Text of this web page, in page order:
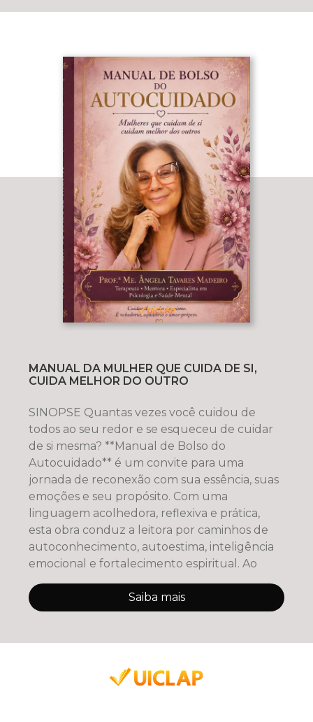
MANUAL DA MULHER QUE CUIDA DE SI,
CUIDA MELHOR DO OUTRO
SINOPSE Quantas vezes você cuidou de
todos ao seu redor e se esqueceu de cuidar
de si mesma? **Manual de Bolso do
Autocuidado** é um convite para uma
jornada de reconexão com sua essência, suas
emoções e seu propósito. Com uma
linguagem acolhedora, reflexiva e prática,
esta obra conduz a leitora por caminhos de
autoconhecimento, autoestima, inteligência
emocional e fortalecimento espiritual. Ao
Saiba mais